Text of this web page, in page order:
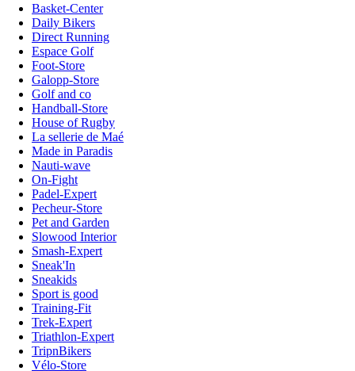
Basket-Center
Daily Bikers
Direct Running
Espace Golf
Foot-Store
Galopp-Store
Golf and co
Handball-Store
House of Rugby
La sellerie de Maé
Made in Paradis
Nauti-wave
On-Fight
Padel-Expert
Pecheur-Store
Pet and Garden
Slowood Interior
Smash-Expert
Sneak'In
Sneakids
Sport is good
Training-Fit
Trek-Expert
Triathlon-Expert
TripnBikers
Vélo-Store